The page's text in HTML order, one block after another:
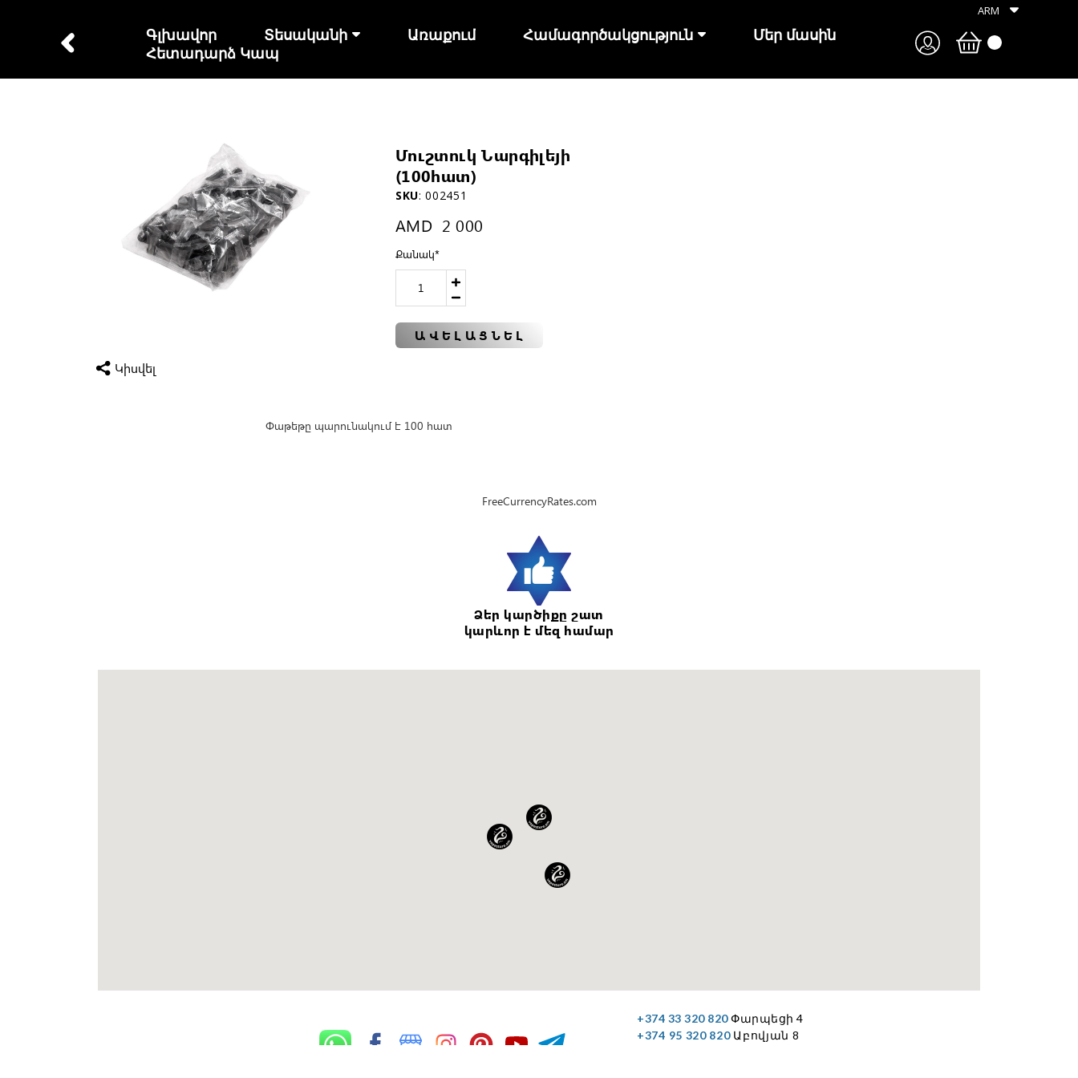
ARM
Գլխավոր Տեսականի Առաքում Համագործակցություն
Մեր մասին
Հետադարձ Կապ
Կիսվել
Մուշտուկ Նարգիլեյի
(100հատ)
SKU:002451
AMD 2 000
Քանակ*
ԱՎԵԼԱՑՆԵԼ
Փաթեթը պարունակում է 100 հատ
FreeCurrencyRates.com
Ձեր կարծիքը շատ
կարևոր է մեզ համար
+374 33 320 820Փարպեցի 4
+374 95 320 820Աբովյան 8